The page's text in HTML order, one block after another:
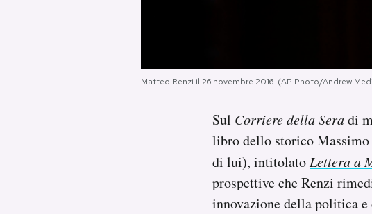
Matteo Renzi il 26 novembre 2016. (AP Photo/Andrew
Sul Corriere della Seradi
libro dello storico Massimo
di lui), intitolato Lettera a
prospettive che Renzi
innovazione della politica